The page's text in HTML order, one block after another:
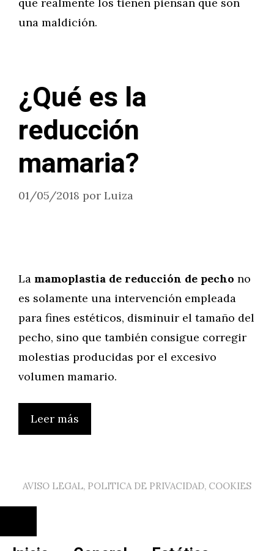
una maldición.
¿Qué es la
reducción
mamaria?
01/05/2018 por Luiza
La mamoplastia de reducción de pecho no
es solamente una intervención empleada
para fines estéticos, disminuir el tamaño del
pecho, sino que también consigue corregir
molestias producidas por el excesivo
volumen mamario.
Leer más
AVISO LEGAL, POLITICA DE PRIVACIDAD, COOKIES
Cerrar